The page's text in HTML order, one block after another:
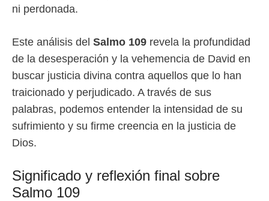
ni perdonada.
Este análisis del Salmo 109 revela la profundidad
de la desesperación y la vehemencia de David en
buscar justicia divina contra aquellos que lo han
traicionado y perjudicado. A través de sus
palabras, podemos entender la intensidad de su
sufrimiento y su firme creencia en la justicia de
Dios.
Significado y reflexión final sobre
Salmo 109